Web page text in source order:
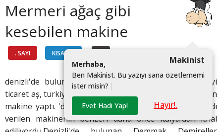
Mermeri ağaç gibi
kesebilen makine
. SAYI KISALAR
Makinist
Merhaba,
Ben Makinist. Bu yazıyı sana özetlememi
ister misin? |
Evet Hadi Yap! Hayır!.
denizli'de bulunan demmak demireller makine sanayi
ticaret aş, turkiye'de ilk defa mermeri ağac gibi kesebilen
makine yaptı. 'demmak kollu zincirli kesici makinesi' adı
verilen makinenin benzeri daha once italya'dan ithal